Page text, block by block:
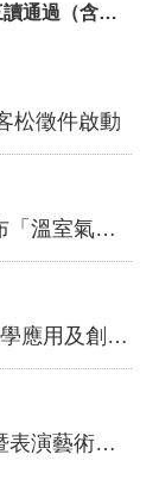
通過（含訂
防制法」）。
網」
松徵件啟動
調適補助辦法」
獎」參選須知
第31條第1項第3款規定之情事